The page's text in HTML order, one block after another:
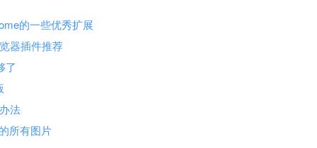
的一些优秀扩展
器插件推荐
了
法
所有图片